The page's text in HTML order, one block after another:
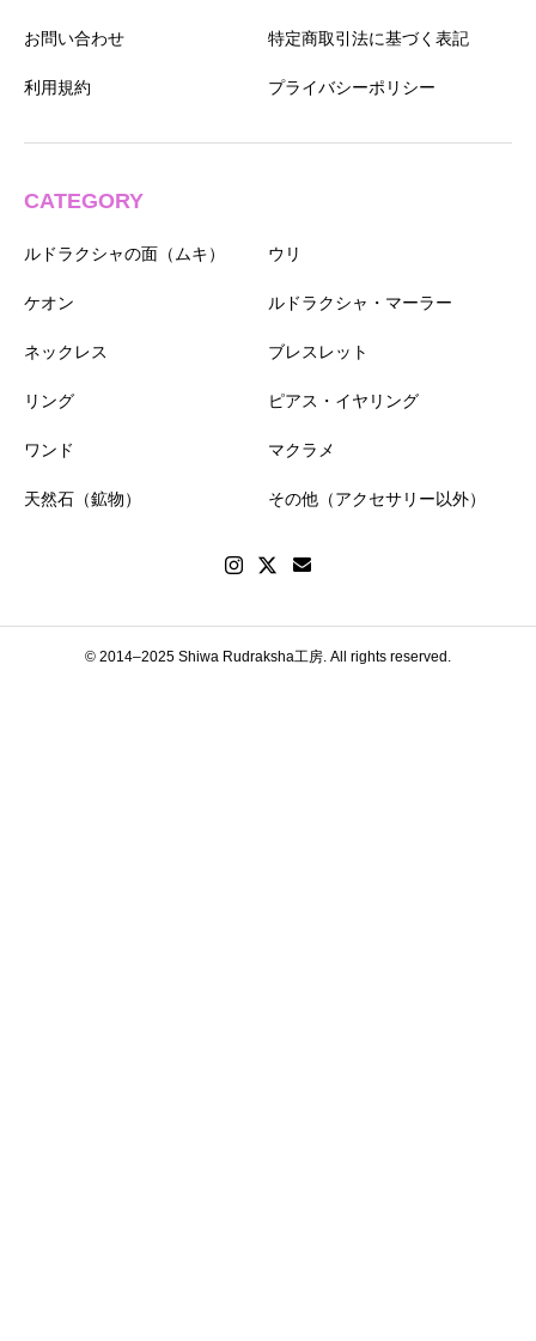
お問い合わせ 特定商取引法に基づく表記
利用規約 プライバシーポリシー
CATEGORY
ルドラクシャの面（ムキ） ウリ
ケオン ルドラクシャ・マーラー
ネックレス ブレスレット
リング ピアス・イヤリング
ワンド マクラメ
天然石（鉱物） その他（アクセサリー以外）
© 2014–2025 Shiwa Rudraksha工房. All rights reserved.